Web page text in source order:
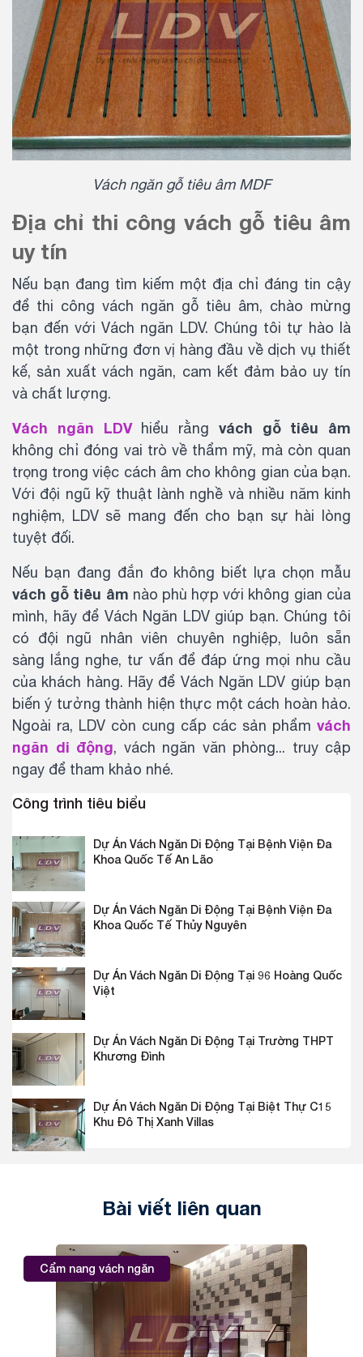
Vách ngăn gỗ tiêu âm MDF
Địa chỉ thi công vách gỗ tiêu âm
uy tín
Nếu bạn đang tìm kiếm một địa chỉ đáng tin cậy
để thi công vách ngăn gỗ tiêu âm, chào mừng
bạn đến với Vách ngăn LDV. Chúng tôi tự hào là
một trong những đơn vị hàng đầu về dịch vụ thiết
kế, sản xuất vách ngăn, cam kết đảm bảo uy tín
và chất lượng.
Vách ngăn LDVhiểu rằng vách gỗ tiêu âm
không chỉ đóng vai trò về thẩm mỹ, mà còn quan
trọng trong việc cách âm cho không gian của bạn.
Với đội ngũ kỹ thuật lành nghề và nhiều năm kinh
nghiệm, LDV sẽ mang đến cho bạn sự hài lòng
tuyệt đối.
Nếu bạn đang đắn đo không biết lựa chọn mẫu
vách gỗ tiêu âm nào phù hợp với không gian của
mình, hãy để Vách Ngăn LDV giúp bạn. Chúng tôi
có đội ngũ nhân viên chuyên nghiệp, luôn sẵn
sàng lắng nghe, tư vấn để đáp ứng mọi nhu cầu
của khách hàng. Hãy để Vách Ngăn LDV giúp bạn
biến ý tưởng thành hiện thực một cách hoàn hảo.
Ngoài ra, LDV còn cung cấp các sản phẩm vách
ngăn di động, vách ngăn văn phòng... truy cập
ngay để tham khảo nhé.
Công trình tiêu biểu
Dự Án Vách Ngăn Di Động Tại Bệnh Viện Đa
Khoa Quốc Tế An Lão
Dự Án Vách Ngăn Di Động Tại Bệnh Viện Đa
Khoa Quốc Tế Thủy Nguyên
Dự Án Vách Ngăn Di Động Tại 96 Hoàng Quốc
Việt
Dự Án Vách Ngăn Di Động Tại Trường THPT
Khương Đình
Dự Án Vách Ngăn Di Động Tại Biệt Thự C15
Khu Đô Thị Xanh Villas
Bài viết liên quan
Cẩm nang vách ngăn